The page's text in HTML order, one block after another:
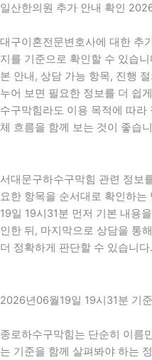
일산한의원 추가 안내 확인
대구이혼전문변호사에 대한 추
지를 기준으로 확인할 수 있습
본 안내, 상담 가능 항목, 진행
누어 보면 필요한 정보를 더 쉽
수구막힘라도 이용 목적에 따
체 흐름을 함께 보는 것이 좋습
서대문구하수구막힘 관련 정보
요한 항목을 순서대로 확인하
19일 19시31분 먼저 기본 내용
인한 뒤, 마지막으로 상담을 통
더 정확하게 판단할 수 있습니다.
2026년06월19일 19시31분 기
종로하수구막힘는 단순히 이름
는 기준을 함께 살펴봐야 하는